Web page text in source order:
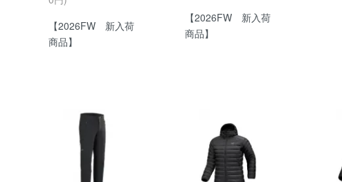
【2026FW 新入荷
商品】
【2026FW 新入荷
商品】